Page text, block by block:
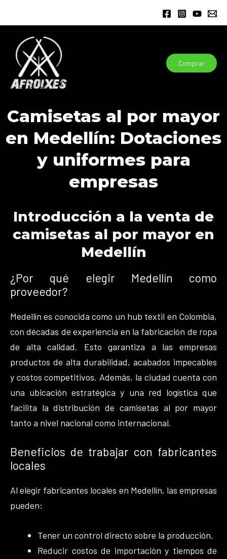
contenido
Comprar
Camisetas al por mayor
en Medellín: Dotaciones
y uniformes para
empresas
Introducción a la venta de
camisetas al por mayor en
Medellín
¿Por qué elegir Medellín como
proveedor?
Medellín es conocida como un hub textil en Colombia,
con décadas de experiencia en la fabricación de ropa
de alta calidad. Esto garantiza a las empresas
productos de alta durabilidad, acabados impecables
y costos competitivos. Además, la ciudad cuenta con
una ubicación estratégica y una red logística que
facilita la distribución de camisetas al por mayor
tanto a nivel nacional como internacional.
Beneficios de trabajar con fabricantes
locales
Al elegir fabricantes locales en Medellín, las empresas
pueden:
Tener un control directo sobre la producción.
Reducir costos de importación y tiempos de